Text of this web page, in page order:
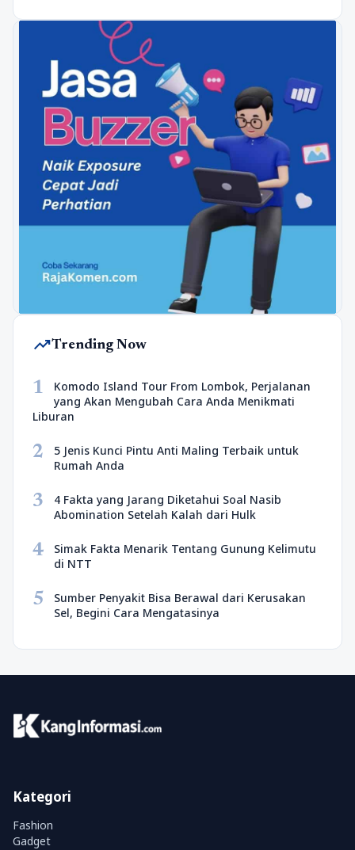
trending_upTrending Now
1
Komodo Island Tour From Lombok, Perjalanan
yang Akan Mengubah Cara Anda Menikmati
Liburan
2
5 Jenis Kunci Pintu Anti Maling Terbaik untuk
Rumah Anda
3
4 Fakta yang Jarang Diketahui Soal Nasib
Abomination Setelah Kalah dari Hulk
4
Simak Fakta Menarik Tentang Gunung Kelimutu
di NTT
5
Sumber Penyakit Bisa Berawal dari Kerusakan
Sel, Begini Cara Mengatasinya
Kategori
Fashion
Gadget